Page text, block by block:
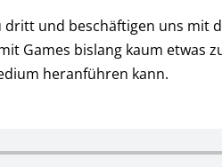
und beschäftigen uns mit
Games bislang kaum etwas
heranführen kann.